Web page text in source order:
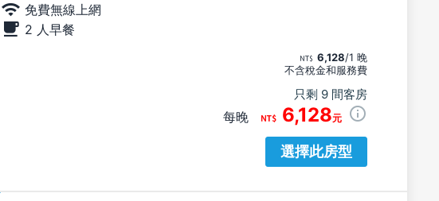
免費無線上網
2 人早餐
6,128/1 晚
不含稅金和服務費
只剩 9 間客房
每晚 6,128元
選擇此房型